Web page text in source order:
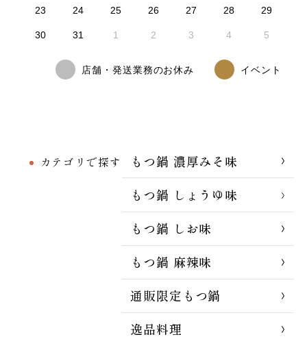
カテゴリで探す
もつ鍋 濃厚みそ味
もつ鍋 しょうゆ味
もつ鍋 しお味
もつ鍋 麻辣味
通販限定もつ鍋
逸品料理
23 24 25 26 27 28 29
30 31 1 2 3 4 5
店舗・発送業務のお休み イベント